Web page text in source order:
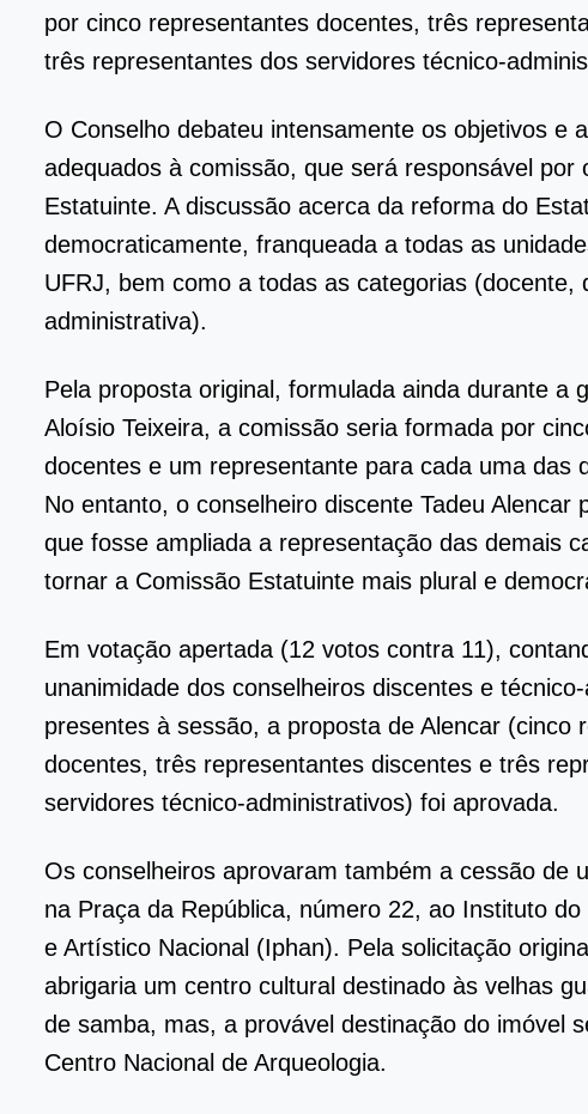
por cinco representantes docentes, três
três representantes dos servidores técnico-
O Conselho debateu intensamente os objetivos e
adequados à comissão, que será responsável por
Estatuinte. A discussão acerca da reforma do
democraticamente, franqueada a todas as
UFRJ, bem como a todas as categorias (docente,
administrativa).
Pela proposta original, formulada ainda durante a
Aloísio Teixeira, a comissão seria formada por
docentes e um representante para cada uma das
No entanto, o conselheiro discente Tadeu Alencar
que fosse ampliada a representação das demais
tornar a Comissão Estatuinte mais plural e
Em votação apertada (12 votos contra 11),
unanimidade dos conselheiros discentes e
presentes à sessão, a proposta de Alencar (cinco
docentes, três representantes discentes e três
servidores técnico-administrativos) foi aprovada.
Os conselheiros aprovaram também a cessão de
na Praça da República, número 22, ao Instituto
e Artístico Nacional (Iphan). Pela solicitação
abrigaria um centro cultural destinado às velhas
de samba, mas, a provável destinação do imóvel
Centro Nacional de Arqueologia.